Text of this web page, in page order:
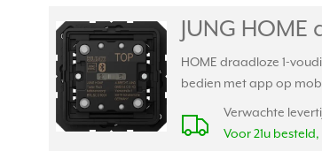
JUNG
HOME draadloze 1-
bedien met app op
Verwachte
Voor 21u